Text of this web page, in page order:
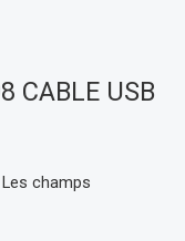
CABLE USB
Les champs